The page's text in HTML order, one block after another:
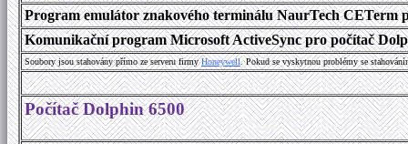
Program emulátor znakového terminálu NaurTech CETerm
Komunikační program Microsoft ActiveSync pro počítač
Soubory jsou stahovány přímo ze serveru firmyHoneywell. Pokud se vyskytnou problémy se
Počítač Dolphin 6500